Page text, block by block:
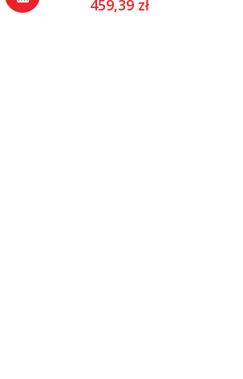
459,39 zł